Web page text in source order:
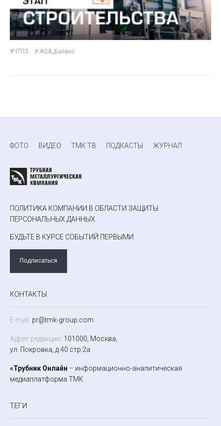
#ЧТПЗ # AQA_Баланс
ФОТО ВИДЕО ТМК ТВ ПОДКАСТЫ ЖУРНАЛ
ПОЛИТИКА КОМПАНИИ В ОБЛАСТИ ЗАЩИТЫ
ПЕРСОНАЛЬНЫХ ДАННЫХ
БУДЬТЕ В КУРСЕ СОБЫТИЙ ПЕРВЫМИ
Подписаться
КОНТАКТЫ
E-mail: pr@tmk-group.com
Адрес редакции: 101000, Москва,
ул. Покровка, д.40 стр.2а
«Трубник Онлайн – информационно-аналитическая
медиаплатформа ТМК
ТЕГИ